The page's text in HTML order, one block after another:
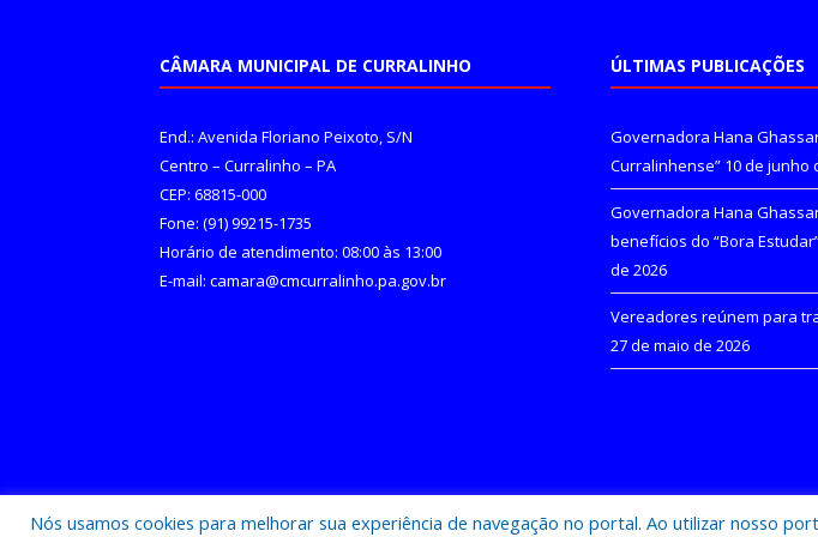
CÂMARA MUNICIPAL DE CURRALINHO
End.: Avenida Floriano Peixoto, S/N
Centro – Curralinho – PA
CEP: 68815-000
Fone: (91) 99215-1735
Horário de atendimento: 08:00 às 13:00
E-mail: camara@cmcurralinho.pa.gov.br
ÚLTIMAS PUBLICAÇÕES
Governadora Hana
Curralinhense” 10 de junho
Governadora Hana
benefícios do “Bora
de 2026
Vereadores reúnem para
27 de maio de 2026
Nós usamos cookies para melhorar sua experiência de navegação no portal. Ao utilizar nosso